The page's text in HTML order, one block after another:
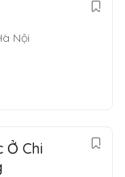
Nội
Ở Chi